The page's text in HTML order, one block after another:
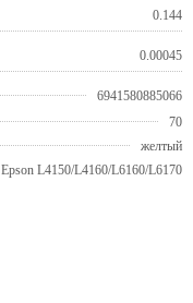
0.144
0.00045
6941580885066
70
желтый
Epson L4150/L4160/L6160/L6170